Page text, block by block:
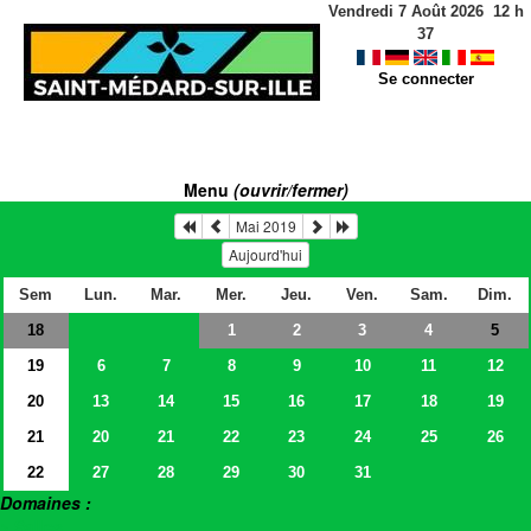
Vendredi 7 Août 2026 12h
37
Se connecter
Menu (ouvrir/fermer)
Mai 2019
Aujourd'hui
Sem Lun. Mar. Mer. Jeu. Ven. Sam.
Dim.
18
1 2 3 4
5
19
6 7 8 9 10 11
12
20
13 14 15 16 17 18
19
21
20 21 22 23 24 25
26
22
27 28 29 30 31
Domaines :